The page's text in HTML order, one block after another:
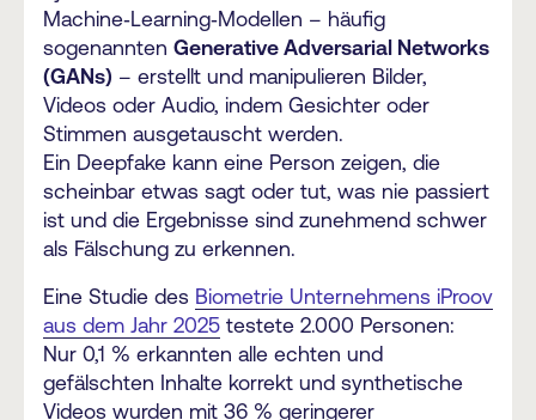
Machine‑Learning‑Modellen – häufig
sogenannten Generative Adversarial Networks
(GANs) – erstellt und manipulieren Bilder,
Videos oder Audio, indem Gesichter oder
Stimmen ausgetauscht werden.
Ein Deepfake kann eine Person zeigen, die
scheinbar etwas sagt oder tut, was nie passiert
ist und die Ergebnisse sind zunehmend schwer
als Fälschung zu erkennen.
Eine Studie des Biometrie Unternehmens iProov
aus dem Jahr 2025 testete 2.000 Personen:
Nur 0,1 % erkannten alle echten und
gefälschten Inhalte korrekt und synthetische
Videos wurden mit 36 % geringerer